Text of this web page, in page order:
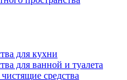
для кухни
для ванной и туалета
средства